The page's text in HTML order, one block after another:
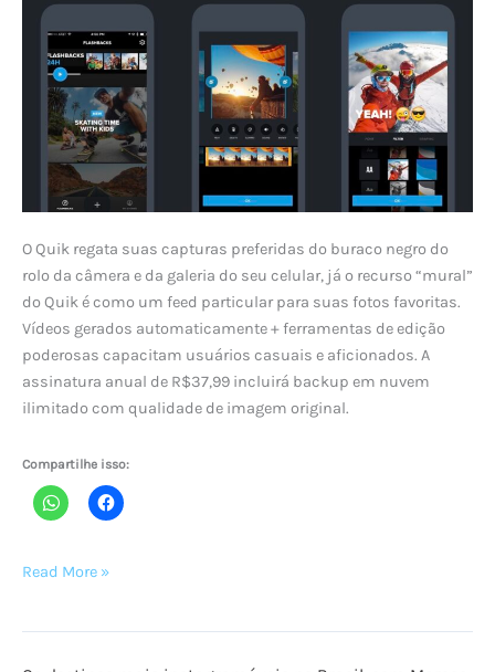
O Quik regata suas capturas preferidas do buraco negro do
rolo da câmera e da galeria do seu celular, já o recurso “mural”
do Quik é como um feed particular para suas fotos favoritas.
Vídeos gerados automaticamente + ferramentas de edição
poderosas capacitam usuários casuais e aficionados. A
assinatura anual de R$37,99 incluirá backup em nuvem
ilimitado com qualidade de imagem original.
Compartilhe isso:
O
Read More »